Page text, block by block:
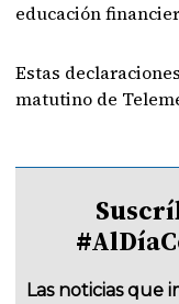
educación
Estas
matutino de
Las noticias que